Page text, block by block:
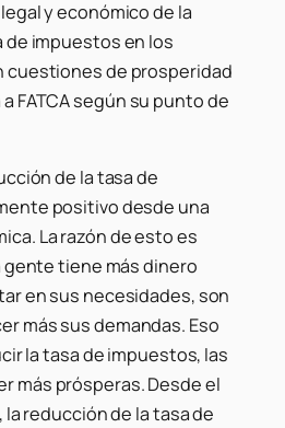
y económico de la
de impuestos en los
cuestiones de prosperidad
FATCA según su punto de
de la tasa de
positivo desde una
La razón de esto es
tiene más dinero
en sus necesidades, son
más sus demandas. Eso
la tasa de impuestos, las
más prósperas. Desde el
reducción de la tasa de